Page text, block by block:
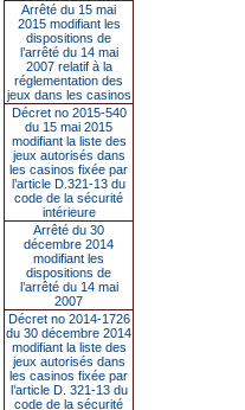
Arrêté du 15 mai
2015 modifiant les
dispositions de
l’arrêté du 14 mai
2007 relatif à la
réglementation des
jeux dans les casinos
Décret no 2015-540
du 15 mai 2015
modifiant la liste des
jeux autorisés dans
les casinos fixée par
l’article D.321-13 du
code de la sécurité
intérieure
Arrêté du 30
décembre 2014
modifiant les
dispositions de
l’arrêté du 14 mai
2007
Décret no 2014-1726
du 30 décembre 2014
modifiant la liste des
jeux autorisés dans
les casinos fixée par
l’article D. 321-13 du
code de la sécurité